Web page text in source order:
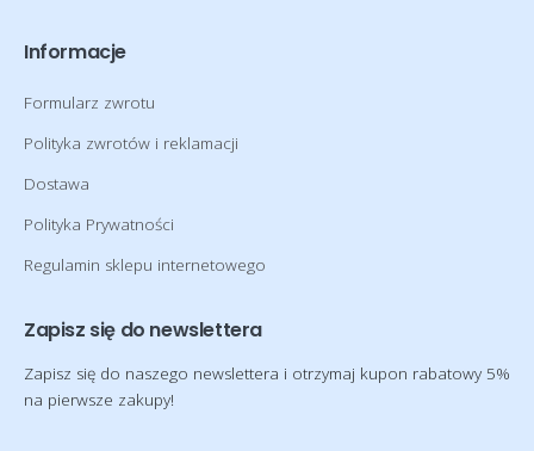
Informacje
Formularz zwrotu
Polityka zwrotów i reklamacji
Dostawa
Polityka Prywatności
Regulamin sklepu internetowego
Zapisz się do newslettera
Zapisz się do naszego newslettera i otrzymaj kupon rabatowy 5%
na pierwsze zakupy!